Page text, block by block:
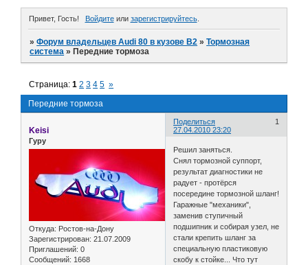
Привет, Гость! Войдитеили зарегистрируйтесь.
»Форум владельцев Audi 80 в кузове В2 »Тормозная
система »Передние тормоза
Передние тормоза
Страница:1 2 3 4 5 »
Поделиться
1
27.04.2010 23:20
Keisi
Гуру
Откуда: Ростов-на-Дону
Зарегистрирован: 21.07.2009
Приглашений: 0
Сообщений: 1668
Решил заняться.
Снял тормозной суппорт,
результат диагностики не
радует - протёрся
посередине тормозной шланг!
Гаражные "механики",
заменив ступичный
подшипник и собирая узел, не
стали крепить шланг за
специальную пластиковую
скобу к стойке... Что тут